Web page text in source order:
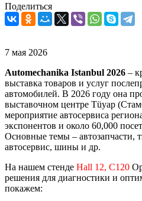
Поделиться
7 мая 2026
Automechanika Istanbul 2026 –
выставка товаров и услуг
автомобилей. В 2026 году она
выставочном центре Tüyap
мероприятие автосервиса
экспонентов и около 60,000
Основные темы – автозапчасти,
автосервис, шины и др.
На нашем стенде Hall 12, C120
решения для диагностики и
покажем: